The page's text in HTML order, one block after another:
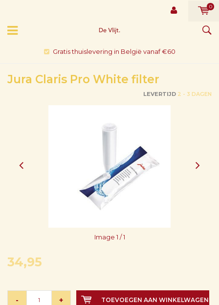
0
Gratis thuislevering in België vanaf €60
Jura Claris Pro White filter
LEVERTIJD 2 - 3 DAGEN
Image1 / 1
34,95
- + TOEVOEGEN AAN WINKELWAGEN